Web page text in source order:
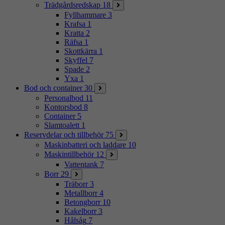
Trädgårdsredskap 18
Fyllhammare 3
Krafsa 1
Kratta 2
Räfsa 1
Skottkärra 1
Skyffel 7
Spade 2
Yxa 1
Bod och container 30
Personalbod 11
Kontorsbod 8
Container 5
Slamtoalett 1
Reservdelar och tillbehör 75
Maskinbatteri och laddare 10
Maskintillbehör 12
Vattentank 7
Borr 29
Träborr 3
Metallborr 4
Betongborr 10
Kakelborr 3
Hålsåg 7